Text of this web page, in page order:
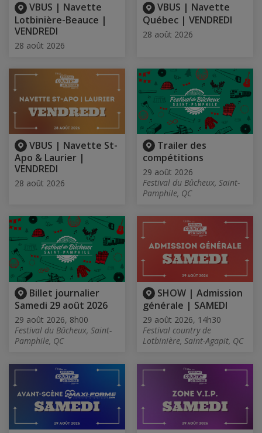
VBUS | Navette
Lotbinière-Beauce |
VENDREDI
28 août 2026
VBUS | Navette
Québec | VENDREDI
28 août 2026
VBUS | Navette St-
Apo & Laurier |
VENDREDI
28 août 2026
Trailer des
compétitions
29 août 2026
Festival du Bûcheux, Saint-
Pamphile, QC
Billet journalier
Samedi 29 août 2026
29 août 2026, 8h00
Festival du Bûcheux, Saint-
Pamphile, QC
SHOW | Admission
générale | SAMEDI
29 août 2026, 14h30
Festival country de
Lotbinière, Saint-Agapit, QC